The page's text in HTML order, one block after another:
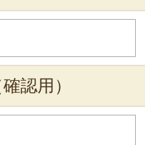
認用）